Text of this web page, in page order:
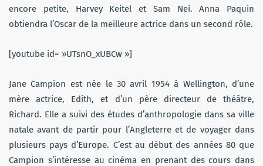
encore petite, Harvey Keitel et Sam Nei. Anna Paquin
obtiendra l’Oscar de la meilleure actrice dans un second rôle.
[youtube id= »UTsnO_xUBCw »]
Jane Campion est née le 30 avril 1954 à Wellington, d’une
mère actrice, Edith, et d’un père directeur de théâtre,
Richard. Elle a suivi des études d’anthropologie dans sa ville
natale avant de partir pour l’Angleterre et de voyager dans
plusieurs pays d’Europe. C’est au début des années 80 que
Campion s’intéresse au cinéma en prenant des cours dans